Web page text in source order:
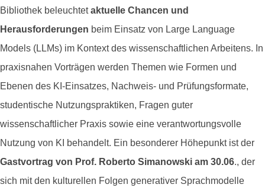
Bibliothek beleuchtetaktuelle Chancen und
Herausforderungen beim Einsatz von Large Language
Models (LLMs) im Kontext des wissenschaftlichen Arbeitens. In
praxisnahen Vorträgen werden Themen wie Formen und
Ebenen des KI-Einsatzes, Nachweis- und Prüfungsformate,
studentische Nutzungspraktiken, Fragen guter
wissenschaftlicher Praxis sowie eine verantwortungsvolle
Nutzung von KI behandelt. Ein besonderer Höhepunkt ist der
Gastvortrag von Prof. Roberto Simanowski am 30.06., der
sich mit den kulturellen Folgen generativer Sprachmodelle